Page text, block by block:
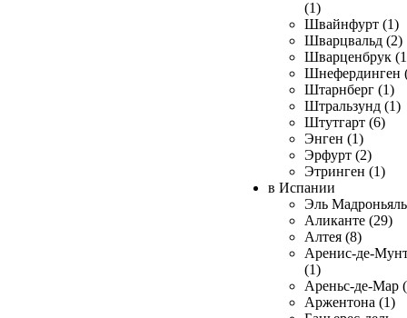
(1)
Швайнфурт (1)
Шварцвальд (2)
Шварценбрук
Шнефердинген
Штарнберг (1)
Штральзунд (1)
Штутгарт (6)
Энген (1)
Эрфурт (2)
Этринген (1)
в Испании
Эль
Аликанте (29)
Алтея (8)
Аренис-де-
(1)
Ареньс-де-Мар
Аржентона (1)